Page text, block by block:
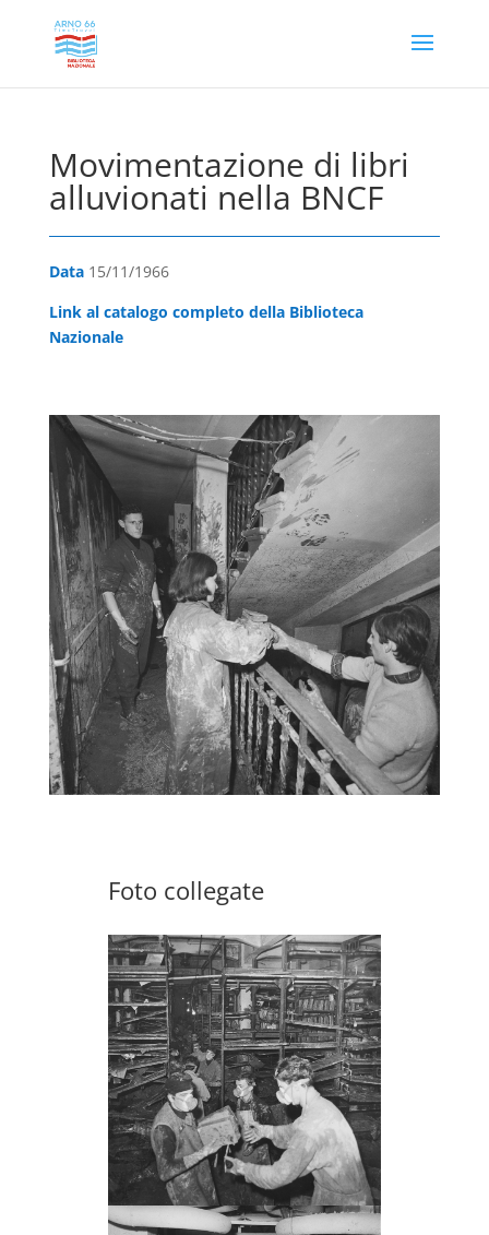
Movimentazione di libri
alluvionati nella BNCF
Data15/11/1966
Link al catalogo completo della Biblioteca
Nazionale
Foto collegate